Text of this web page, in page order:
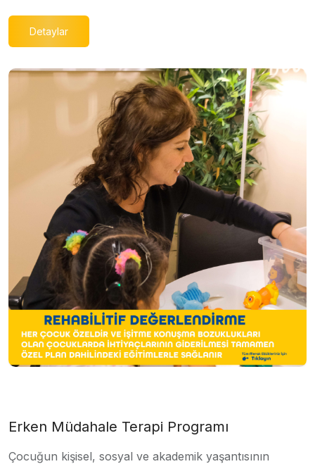
Detaylar
Erken Müdahale Terapi Programı
Çocuğun kişisel, sosyal ve akademik yaşantısının